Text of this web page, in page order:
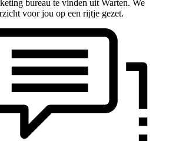
bureau te vinden uit Warten. We
voor jou op een rijtje gezet.